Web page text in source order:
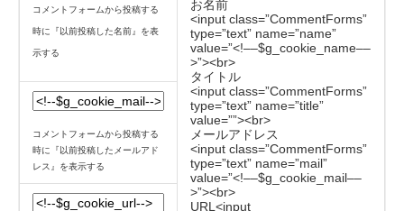
コメントフォームから投稿する
時に『以前投稿した名前』を表
示する
お名前
<input class=”CommentForms”
type=”text” name=”name”
value=”<!––$g_cookie_name––
>”><br>
タイトル
<input class=”CommentForms”
type=”text” name=”title”
value=””><br>
メールアドレス
<input class=”CommentForms”
type=”text” name=”mail”
value=”<!––$g_cookie_mail––
>”><br>
URL<input
コメントフォームから投稿する
時に『以前投稿したメールアド
レス』を表示する